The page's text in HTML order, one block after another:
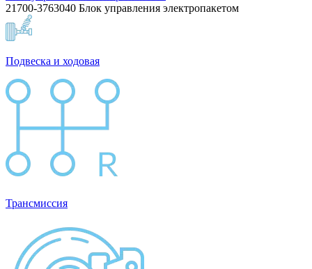
21700-3763040 Блок управления электропакетом
Подвеска и ходовая
Трансмиссия